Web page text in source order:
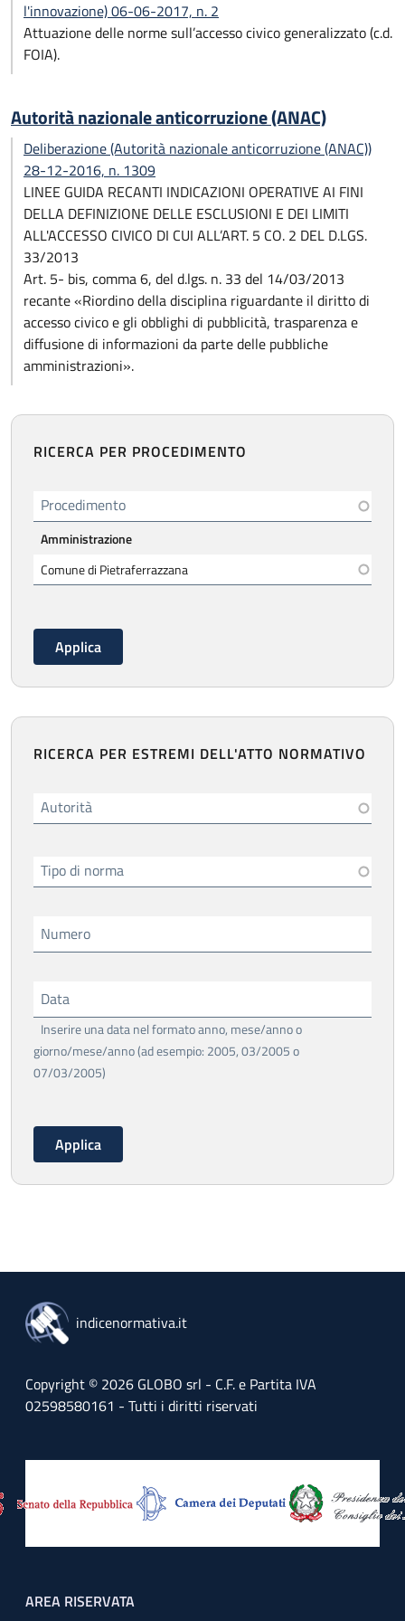
l'innovazione) 06-06-2017, n. 2
Attuazione delle norme sull’accesso civico generalizzato (c.d.
FOIA).
Autorità nazionale anticorruzione (ANAC)
Deliberazione (Autorità nazionale anticorruzione (ANAC))
28-12-2016, n. 1309
LINEE GUIDA RECANTI INDICAZIONI OPERATIVE AI FINI
DELLA DEFINIZIONE DELLE ESCLUSIONI E DEI LIMITI
ALL'ACCESSO CIVICO DI CUI ALL’ART. 5 CO. 2 DEL D.LGS.
33/2013
Art. 5- bis, comma 6, del d.lgs. n. 33 del 14/03/2013
recante «Riordino della disciplina riguardante il diritto di
accesso civico e gli obblighi di pubblicità, trasparenza e
diffusione di informazioni da parte delle pubbliche
amministrazioni».
RICERCA PER PROCEDIMENTO
Procedimento
Amministrazione
RICERCA PER ESTREMI DELL'ATTO NORMATIVO
Autorità
Tipo di norma
Numero
Data
Inserire una data nel formato anno, mese/anno o
giorno/mese/anno (ad esempio: 2005, 03/2005 o
07/03/2005)
indicenormativa.it
Copyright © 2026 GLOBO srl - C.F. e Partita IVA
02598580161 - Tutti i diritti riservati
Footer menu
AREA RISERVATA